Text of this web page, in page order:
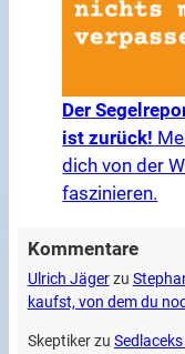
Der
ist zurück!
dich von der
faszinieren.
Kommentare
Ulrich Jägerzu
kaufst, von dem du
Skeptikerzu